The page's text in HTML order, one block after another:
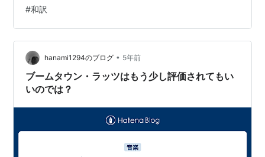
#和訳
hanami1294のブログ • 5年前
ブームタウン・ラッツはもう少し評価されてもい
いのでは？